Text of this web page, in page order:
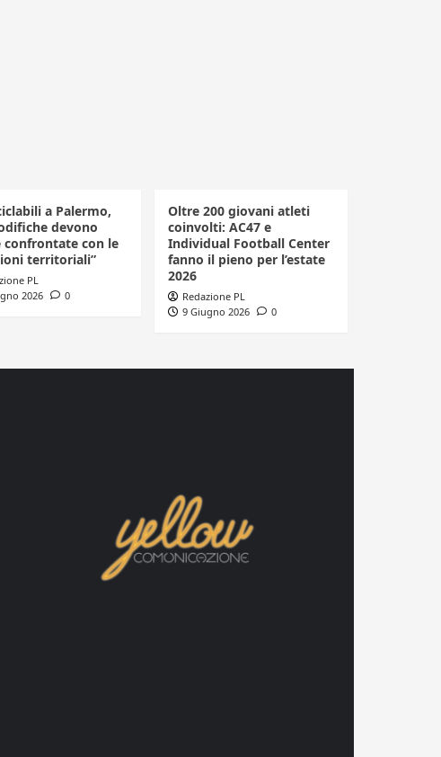
a Palermo,
devono
confrontate con le
territoriali”
PL
2026
0
Oltre 200 giovani atleti
coinvolti: AC47 e
Individual Football Center
fanno il pieno per l’estate
2026
Redazione PL
9 Giugno 2026
0